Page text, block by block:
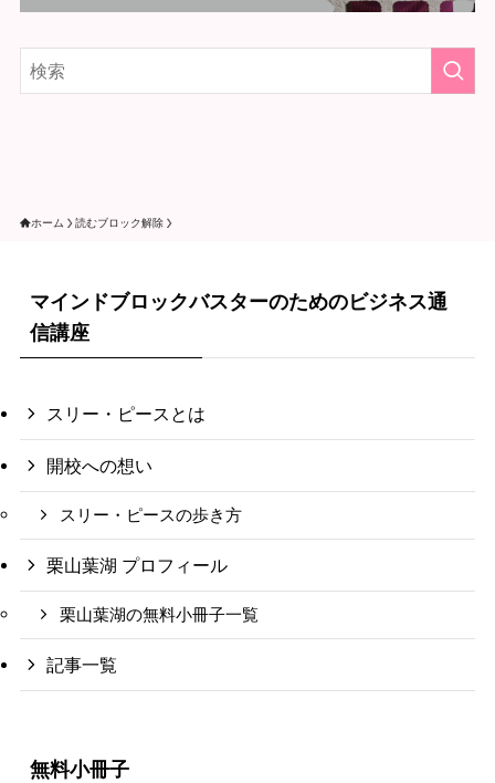
ホーム 読むブロック解除
マインドブロックバスターのためのビジネス通
信講座
スリー・ピースとは
開校への想い
スリー・ピースの歩き方
栗山葉湖 プロフィール
栗山葉湖の無料小冊子一覧
記事一覧
無料小冊子